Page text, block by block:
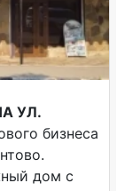
УЛ.
бизнеса
дом с